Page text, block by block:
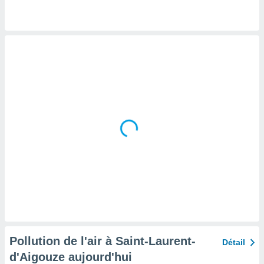
Pollution de l'air à Saint-Laurent-
d'Aigouze aujourd'hui
Détail